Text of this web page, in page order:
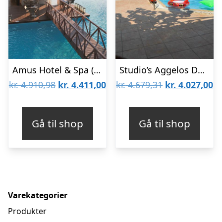
Amus Hotel & Spa (Tidligere Rhodes Bay Hotel)
kr.4.910,98 Den
kr. 4.910,98.
kr. 4.411,00Den
kr. 4.411,00.
Gå til shop
Studio’s Aggelos Deluxe
kr.4.679,31 Den
kr. 4.679,31.
kr. 4.027,00
Gå til shop
Varekategorier
Produkter